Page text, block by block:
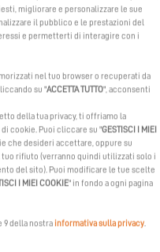
Mediterraneo prima di
realizzata nel 2024 dal
dormito in acqua grazie a
sviluppata.
AL
NATURA
di proteggere il
Aree Marine come il
migliorare e personalizzare le sue
il pubblico e le prestazioni del
e permetterti di interagire con i
nel tuo browser o recuperati da
su "ACCETTA TUTTO", acconsenti
della tua privacy, ti offriamo la
cookie. Puoi cliccare su "GESTISCI I MIEI
che desideri accettare, oppure su
tuo rifiuto (verranno quindi utilizzati solo i
del sito). Puoi modificare le tue scelte
I MIEI COOKIE" in fondo a ogni pagina
9 della nostra informativa sulla privacy.